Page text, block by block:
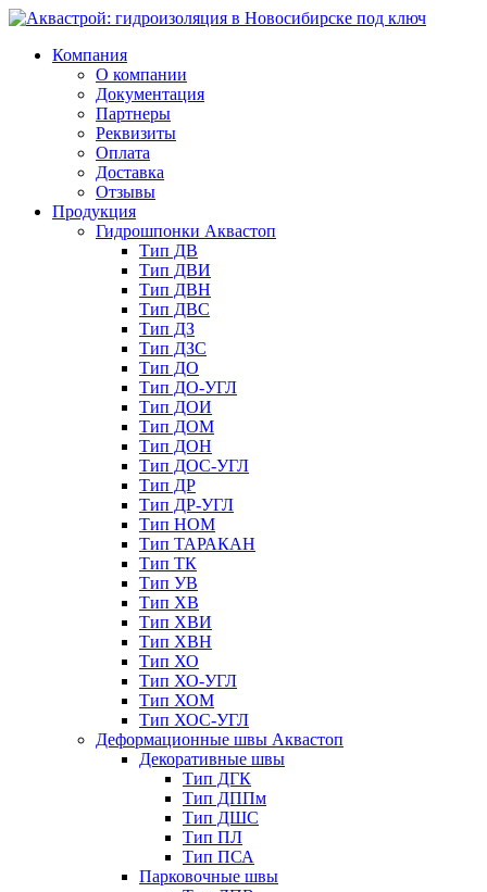
Компания
О компании
Документация
Партнеры
Реквизиты
Оплата
Доставка
Отзывы
Продукция
Гидрошпонки Аквастоп
Тип ДВ
Тип ДВИ
Тип ДВН
Тип ДВС
Тип ДЗ
Тип ДЗС
Тип ДО
Тип ДО-УГЛ
Тип ДОИ
Тип ДОМ
Тип ДОН
Тип ДОС-УГЛ
Тип ДР
Тип ДР-УГЛ
Тип НОМ
Тип ТАРАКАН
Тип ТК
Тип УВ
Тип ХВ
Тип ХВИ
Тип ХВН
Тип ХО
Тип ХО-УГЛ
Тип ХОМ
Тип ХОС-УГЛ
Деформационные швы Аквастоп
Декоративные швы
Тип ДГК
Тип ДППм
Тип ДШС
Тип ПЛ
Тип ПСА
Парковочные швы